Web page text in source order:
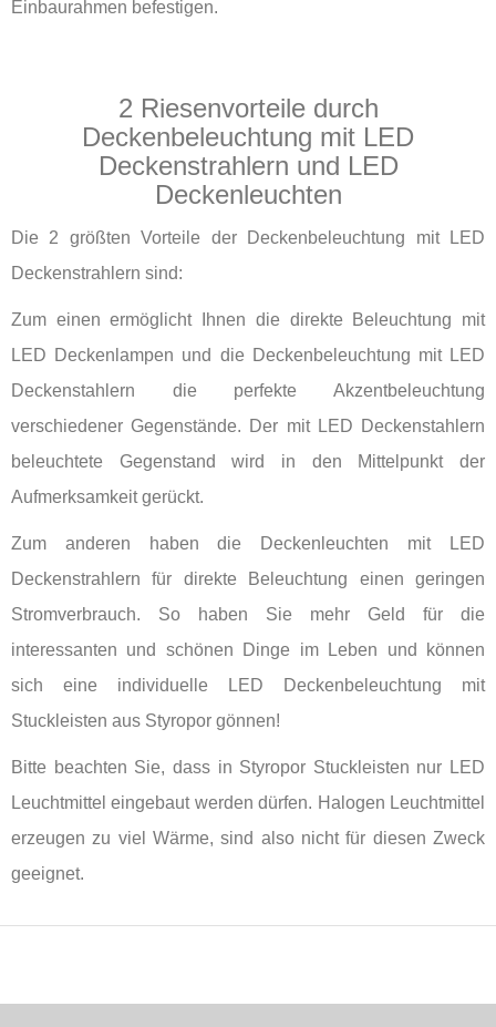
Einbaurahmen befestigen.
2 Riesenvorteile durch
Deckenbeleuchtung mit LED
Deckenstrahlern und LED
Deckenleuchten
Die 2 größten Vorteile der Deckenbeleuchtung mit LED
Deckenstrahlern sind:
Zum einen ermöglicht Ihnen die direkte Beleuchtung mit
LED Deckenlampen und die Deckenbeleuchtung mit LED
Deckenstahlern die perfekte Akzentbeleuchtung
verschiedener Gegenstände. Der mit LED Deckenstahlern
beleuchtete Gegenstand wird in den Mittelpunkt der
Aufmerksamkeit gerückt.
Zum anderen haben die Deckenleuchten mit LED
Deckenstrahlern für direkte Beleuchtung einen geringen
Stromverbrauch. So haben Sie mehr Geld für die
interessanten und schönen Dinge im Leben und können
sich eine individuelle LED Deckenbeleuchtung mit
Stuckleisten aus Styropor gönnen!
Bitte beachten Sie, dass in Styropor Stuckleisten nur LED
Leuchtmittel eingebaut werden dürfen. Halogen Leuchtmittel
erzeugen zu viel Wärme, sind also nicht für diesen Zweck
geeignet.